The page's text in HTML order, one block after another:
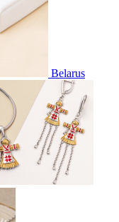
Belarus